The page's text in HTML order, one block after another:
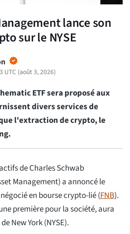
lance son
sur le NYSE
UTC (août 3, 2026)
ETF sera proposé aux
divers services de
l'extraction de crypto, le
de Charles Schwab
Management) a annoncé le
en bourse crypto-lié (FNB).
première pour la société, aura
New York (NYSE).